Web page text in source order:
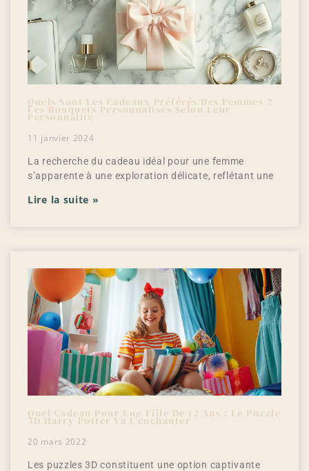
Quels Sont Les Cadeaux Préférés Des Femmes ?
Les Bouquets Personnalisés Selon Leur
Personnalité
11 janvier 2024
La recherche du cadeau idéal pour une femme
s’apparente à une exploration délicate, reflétant une
Lire la suite »
Quel Cadeau Pour Une Fille De 12 Ans : Le Puzzle
3D Harry Potter Va L’enchanter
20 mars 2022
Les puzzles 3D constituent une option captivante